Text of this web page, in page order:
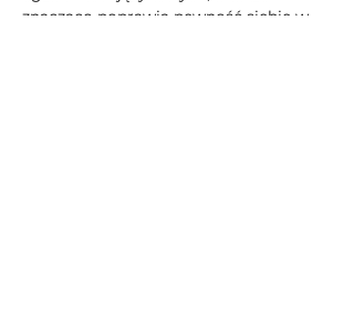
znacząco poprawia pewność siebie w